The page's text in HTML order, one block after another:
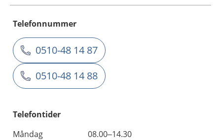
Telefonnummer
0510-48 14 87
0510-48 14 88
Telefontider
Måndag
08.00–14.30